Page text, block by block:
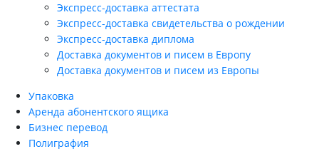
Экспресс-доставка аттестата
Экспресс-доставка свидетельства о рождении
Экспресс-доставка диплома
Доставка документов и писем в Европу
Доставка документов и писем из Европы
Упаковка
Аренда абонентского ящика
Бизнес перевод
Полиграфия